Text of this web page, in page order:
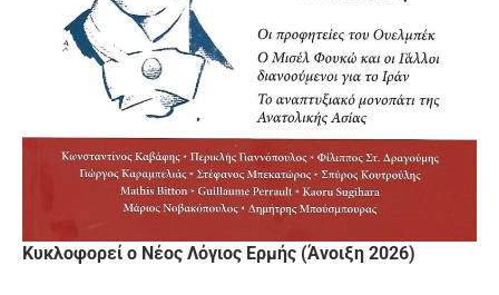
Κυκλοφορεί ο Νέος Λόγιος Ερμής (Άνοιξη 2026)